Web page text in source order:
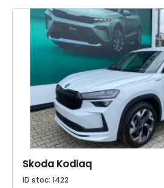
Skoda Kodiaq
ID stoc: 1422